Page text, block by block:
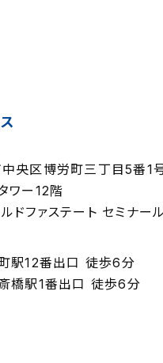
央区博労町三丁目5番1
ワー12階
ドファステート セミナー
駅12番出口 徒歩6分
橋駅1番出口 徒歩6分